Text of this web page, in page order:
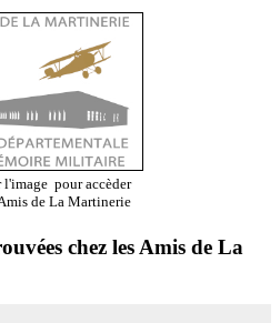
l'image pour accèder
de La Martinerie
chez les Amis de La